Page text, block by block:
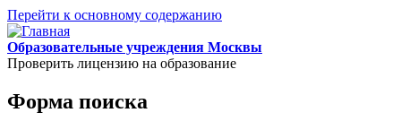
Перейти к основному содержанию
Образовательные учреждения Москвы
Проверить лицензию на образование
Форма поиска